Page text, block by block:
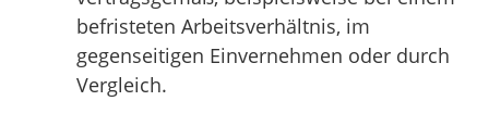
befristeten Arbeitsverhältnis, im
gegenseitigen Einvernehmen oder durch
Vergleich.